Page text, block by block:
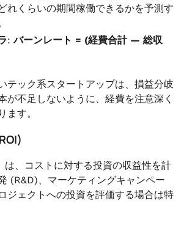
れくらいの期間稼働できるかを予測す
:バーンレート = (経費合計 — 総収
テック系スタートアップは、損益分岐
が不足しないように、経費を注意深く
ます。
は、コストに対する投資の収益性を計
(R&D)、マーケティングキャンペー
ジェクトへの投資を評価する場合は特